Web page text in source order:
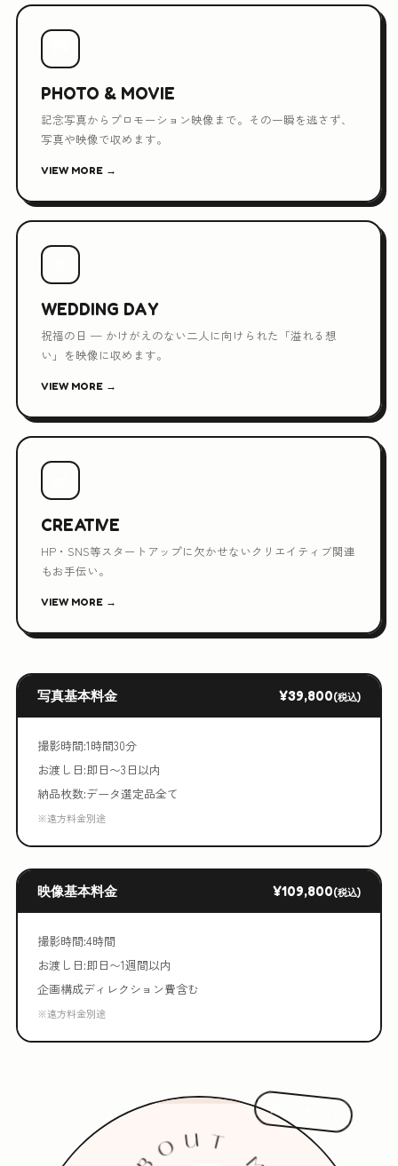
PHOTO & MOVIE
記念写真からプロモーション映像まで。その一瞬を逃さず、
写真や映像で収めます。
VIEW MORE →
WEDDING DAY
祝福の日 — かけがえのない二人に向けられた「溢れる想
い」を映像に収めます。
VIEW MORE →
CREATIVE
HP・SNS等スタートアップに欠かせないクリエイティブ関連
もお手伝い。
VIEW MORE →
写真基本料金 ¥39,800(税込)
撮影時間:1時間30分
お渡し日:即日〜3日以内
納品枚数:データ選定品全て
※遠方料金別途
映像基本料金 ¥109,800(税込)
撮影時間:4時間
お渡し日:即日〜1週間以内
企画構成ディレクション費含む
※遠方料金別途
はじめまして!